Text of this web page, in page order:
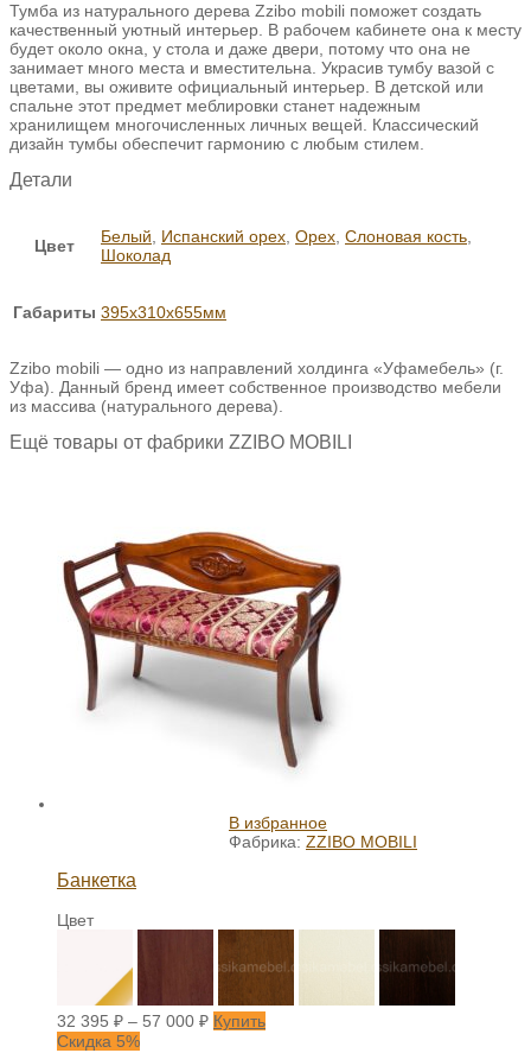
Тумба из натурального дерева Zzibo mobili поможет создать
качественный уютный интерьер. В рабочем кабинете она к месту
будет около окна, у стола и даже двери, потому что она не
занимает много места и вместительна. Украсив тумбу вазой с
цветами, вы оживите официальный интерьер. В детской или
спальне этот предмет меблировки станет надежным
хранилищем многочисленных личных вещей. Классический
дизайн тумбы обеспечит гармонию с любым стилем.
Детали
Цвет Белый, Испанский орех, Орех, Слоновая кость,
Шоколад
Габариты 395х310х655мм
Zzibo mobili — одно из направлений холдинга «Уфамебель» (г.
Уфа). Данный бренд имеет собственное производство мебели
из массива (натурального дерева).
Ещё товары от фабрики ZZIBO MOBILI
В избранное
Фабрика: ZZIBO MOBILI
Банкетка
Цвет
32 395 ₽ – 57 000 ₽ Купить
Скидка 5%